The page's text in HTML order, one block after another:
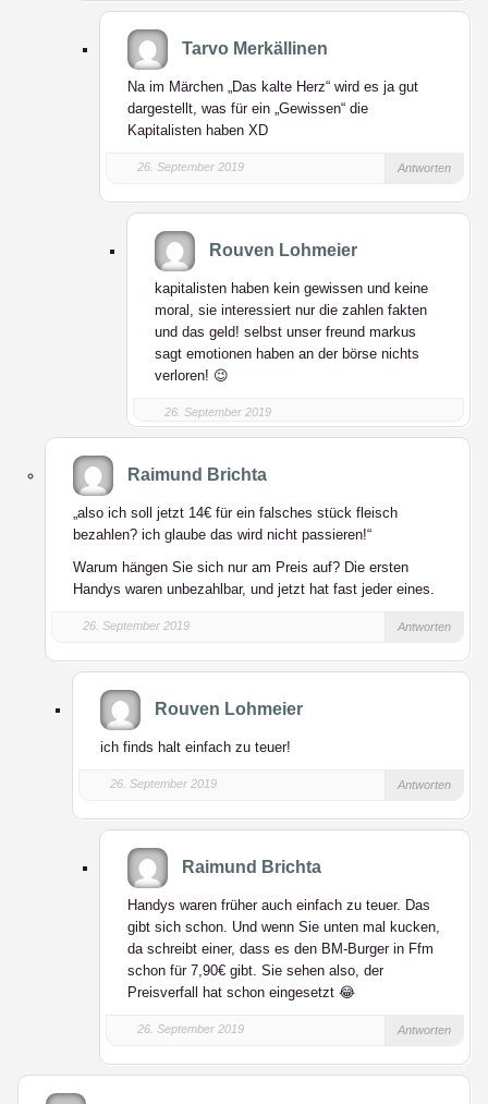
Tarvo Merkällinen
Na im Märchen „Das kalte Herz“ wird es ja gut
dargestellt, was für ein „Gewissen“ die
Kapitalisten haben XD
26. September 2019 Antworten
Rouven Lohmeier
kapitalisten haben kein gewissen und keine
moral, sie interessiert nur die zahlen fakten
und das geld! selbst unser freund markus
sagt emotionen haben an der börse nichts
verloren! 😉
26. September 2019
Raimund Brichta
„also ich soll jetzt 14€ für ein falsches stück fleisch
bezahlen? ich glaube das wird nicht passieren!“
Warum hängen Sie sich nur am Preis auf? Die ersten
Handys waren unbezahlbar, und jetzt hat fast jeder eines.
26. September 2019 Antworten
Rouven Lohmeier
ich finds halt einfach zu teuer!
26. September 2019 Antworten
Raimund Brichta
Handys waren früher auch einfach zu teuer. Das
gibt sich schon. Und wenn Sie unten mal kucken,
da schreibt einer, dass es den BM-Burger in Ffm
schon für 7,90€ gibt. Sie sehen also, der
Preisverfall hat schon eingesetzt 😂
26. September 2019 Antworten